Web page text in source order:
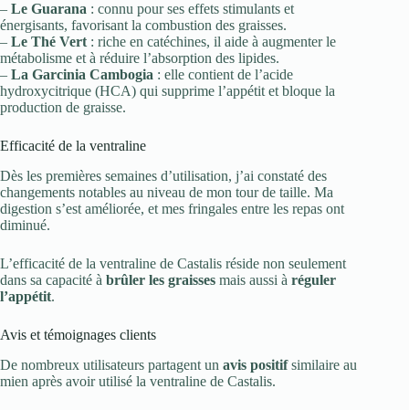
– Le Guarana : connu pour ses effets stimulants et
énergisants, favorisant la combustion des graisses.
– Le Thé Vert : riche en catéchines, il aide à augmenter le
métabolisme et à réduire l’absorption des lipides.
– La Garcinia Cambogia : elle contient de l’acide
hydroxycitrique (HCA) qui supprime l’appétit et bloque la
production de graisse.
Efficacité de la ventraline
Dès les premières semaines d’utilisation, j’ai constaté des
changements notables au niveau de mon tour de taille. Ma
digestion s’est améliorée, et mes fringales entre les repas ont
diminué.
L’efficacité de la ventraline de Castalis réside non seulement
dans sa capacité à brûler les graisses mais aussi à réguler
l’appétit.
Avis et témoignages clients
De nombreux utilisateurs partagent un avis positifsimilaire au
mien après avoir utilisé la ventraline de Castalis.